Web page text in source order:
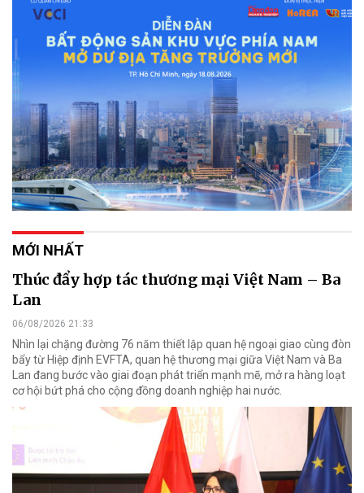
MỚI NHẤT
Thúc đẩy hợp tác thương mại Việt Nam – Ba
Lan
06/08/2026 21:33
Nhìn lại chặng đường 76 năm thiết lập quan hệ ngoại giao cùng đòn
bẩy từ Hiệp định EVFTA, quan hệ thương mại giữa Việt Nam và Ba
Lan đang bước vào giai đoạn phát triển mạnh mẽ, mở ra hàng loạt
cơ hội bứt phá cho cộng đồng doanh nghiệp hai nước.